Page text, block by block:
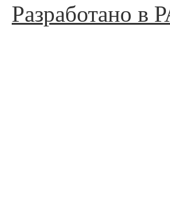
Разработано в